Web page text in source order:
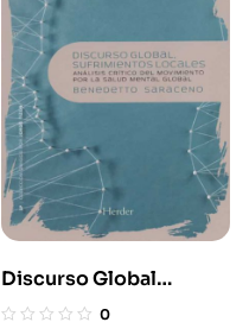
Discurso Global
Sufrimientos Locales
0